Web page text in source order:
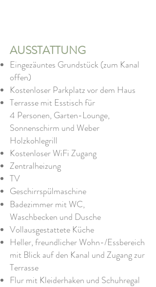
AUSSTATTUNG
Eingezäuntes Grundstück (zum Kanal
offen)
Kostenloser Parkplatz vor dem Haus
Terrasse mit Esstisch für
4 Personen, Garten-Lounge,
Sonnenschirm und Weber
Holzkohlegrill
Kostenloser WiFi Zugang
Zentralheizung
TV
Geschirrspülmaschine
Badezimmer mit WC,
Waschbecken und Dusche
Vollausgestattete Küche
Heller, freundlicher Wohn-/Essbereich
mit Blick auf den Kanal und Zugang zur
Terrasse
Flur mit Kleiderhaken und Schuhregal